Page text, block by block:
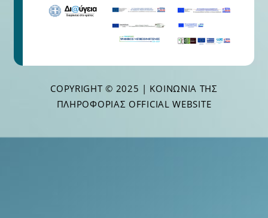
COPYRIGHT © 2025 | ΚΟΙΝΩΝΊΑ ΤΗΣ
ΠΛΗΡΟΦΟΡΊΑΣ OFFICIAL WEBSITE